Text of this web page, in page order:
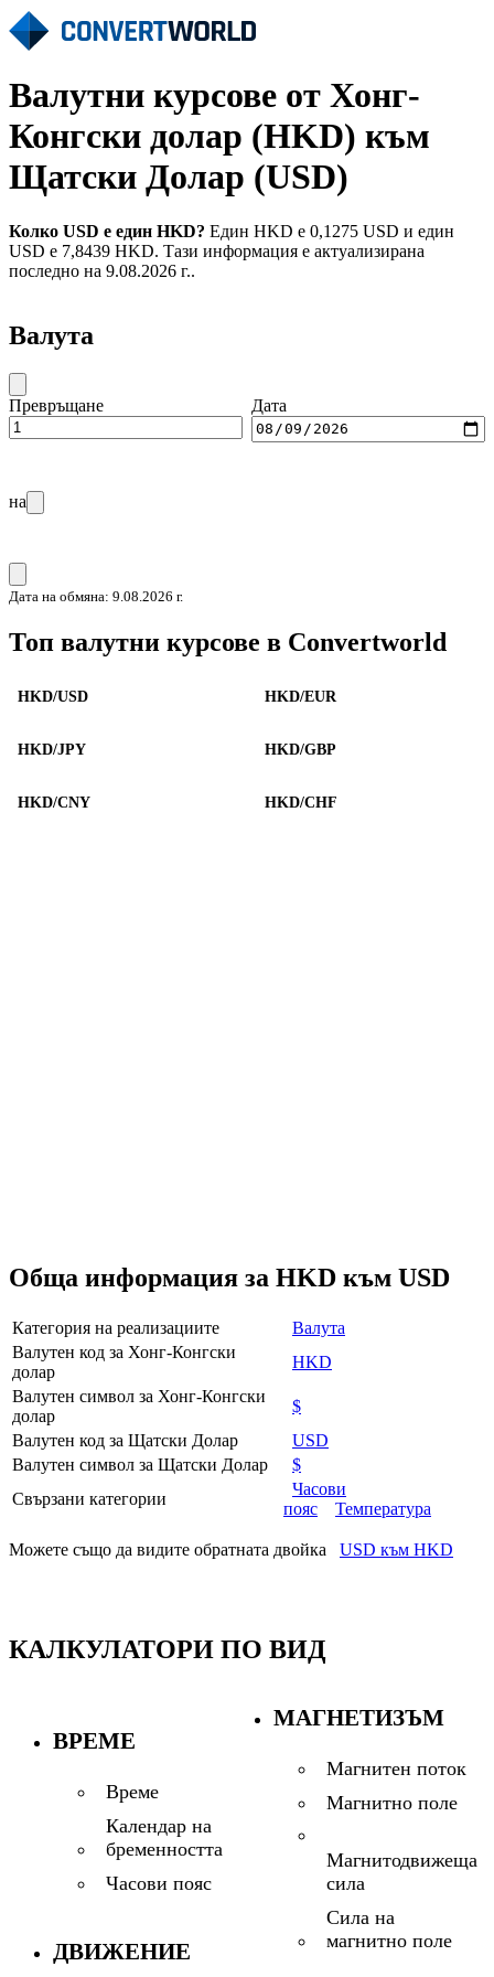
Валутни курсове от Хонг-
Конгски долар (HKD) към
Щатски Долар (USD)
Колко USD е един HKD? Един HKD е 0,1275 USD и един
USD е 7,8439 HKD. Тази информация е актуализирана
последно на 9.08.2026 г..
Валута
Превръщане Дата
на
Дата на обмяна: 9.08.2026 г.
Топ валутни курсове в Convertworld
HKD/USD HKD/EUR
HKD/JPY HKD/GBP
HKD/CNY HKD/CHF
Обща информация за HKD към USD
Категория на реализациите
Валута
Валутен код за Хонг-Конгски
долар
HKD
Валутен символ за Хонг-Конгски
долар
$
Валутен код за Щатски Долар
USD
Валутен символ за Щатски Долар
$
Свързани категории
Часови
пояс
Температура
Можете също да видите обратната двойка USD към HKD
КАЛКУЛАТОРИ ПО ВИД
ВРЕМЕ
Време
Календар на
бременността
Часови пояс
ДВИЖЕНИЕ
МАГНЕТИЗЪМ
Магнитен поток
Магнитно поле
Магнитодвижеща
сила
Сила на
магнитно поле